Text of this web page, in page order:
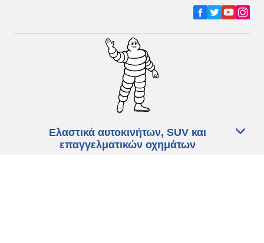
Ελαστικά αυτοκινήτων, SUV και
επαγγελματικών οχημάτων